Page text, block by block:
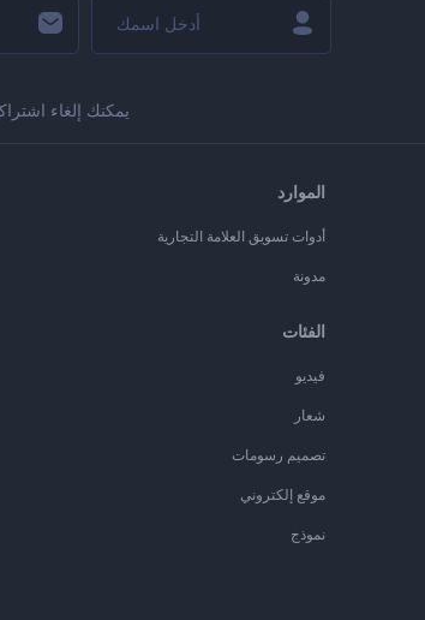
يمكنك إلغاء
الموارد
أدوات تسويق العلامة التجارية
مدونة
الفئات
فيديو
شعار
تصميم رسومات
موقع إلكتروني
نموذج